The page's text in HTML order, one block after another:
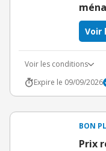
Voir
Voir les conditions
Expire le 09/09/2026
BON
Prix